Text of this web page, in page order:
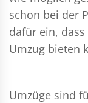
schon bei der
dafür ein,
Umzug bieten
Umzüge sind